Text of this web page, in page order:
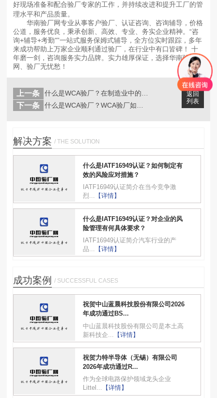
好现场准备和配合验厂专家的工作，并持续改进和提升工厂的管
理水平和产品质量。
华南验厂网专业从事客户验厂、认证咨询、咨询辅导，价格
公道，服务优良，秉承创新、高效、专业、务实企业精神。“咨
询+辅导+考勤"”一站式服务保姆式辅导，全方位实时跟踪，多年
来成功帮助上万家企业顺利通过验厂，在行业中有口皆碑！ 十
年磨一剑，咨询服务实力品牌。实力雄厚保证，选择华南验厂
网、验厂无忧愁！
返回
列表
上一条
下一条
解决方案 / THE SOLUTION
什么是IATF16949认证？如何制定有
效的风险应对措施？
IATF16949认证简介在当今竞争激
烈...
【详情】
什么是IATF16949认证？对企业的风
险管理有何具体要求？
IATF16949认证简介汽车行业的产
品...
【详情】
成功案例 / SUCCESSFUL CASES
祝贺中山蓝晨科技股份有限公司2026
年成功通过BS...
中山蓝晨科技股份有限公司是本土高
新科技企...
【详情】
祝贺力特半导体（无锡）有限公司
2026年成功通过R...
作为全球电路保护领域龙头企业
Littel... 【详情】